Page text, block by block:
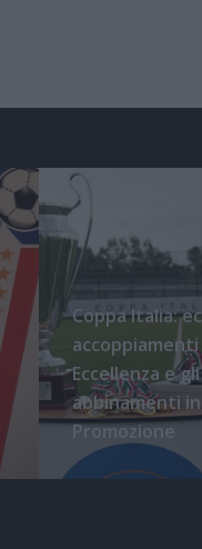
Coppa Italia:
Eccellenza e gli
abbinamenti in
Promozione